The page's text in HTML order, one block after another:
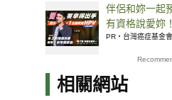
伴侶和妳一起
有資格說愛妳！
PR・台灣癌症基金會
相關網站